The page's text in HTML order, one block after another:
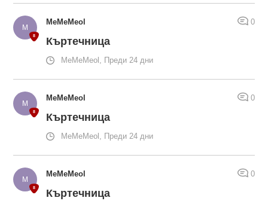
MeMeMeol 0
Къртечница
MeMeMeol, Преди 24 дни
MeMeMeol 0
Къртечница
MeMeMeol, Преди 24 дни
MeMeMeol 0
Къртечница